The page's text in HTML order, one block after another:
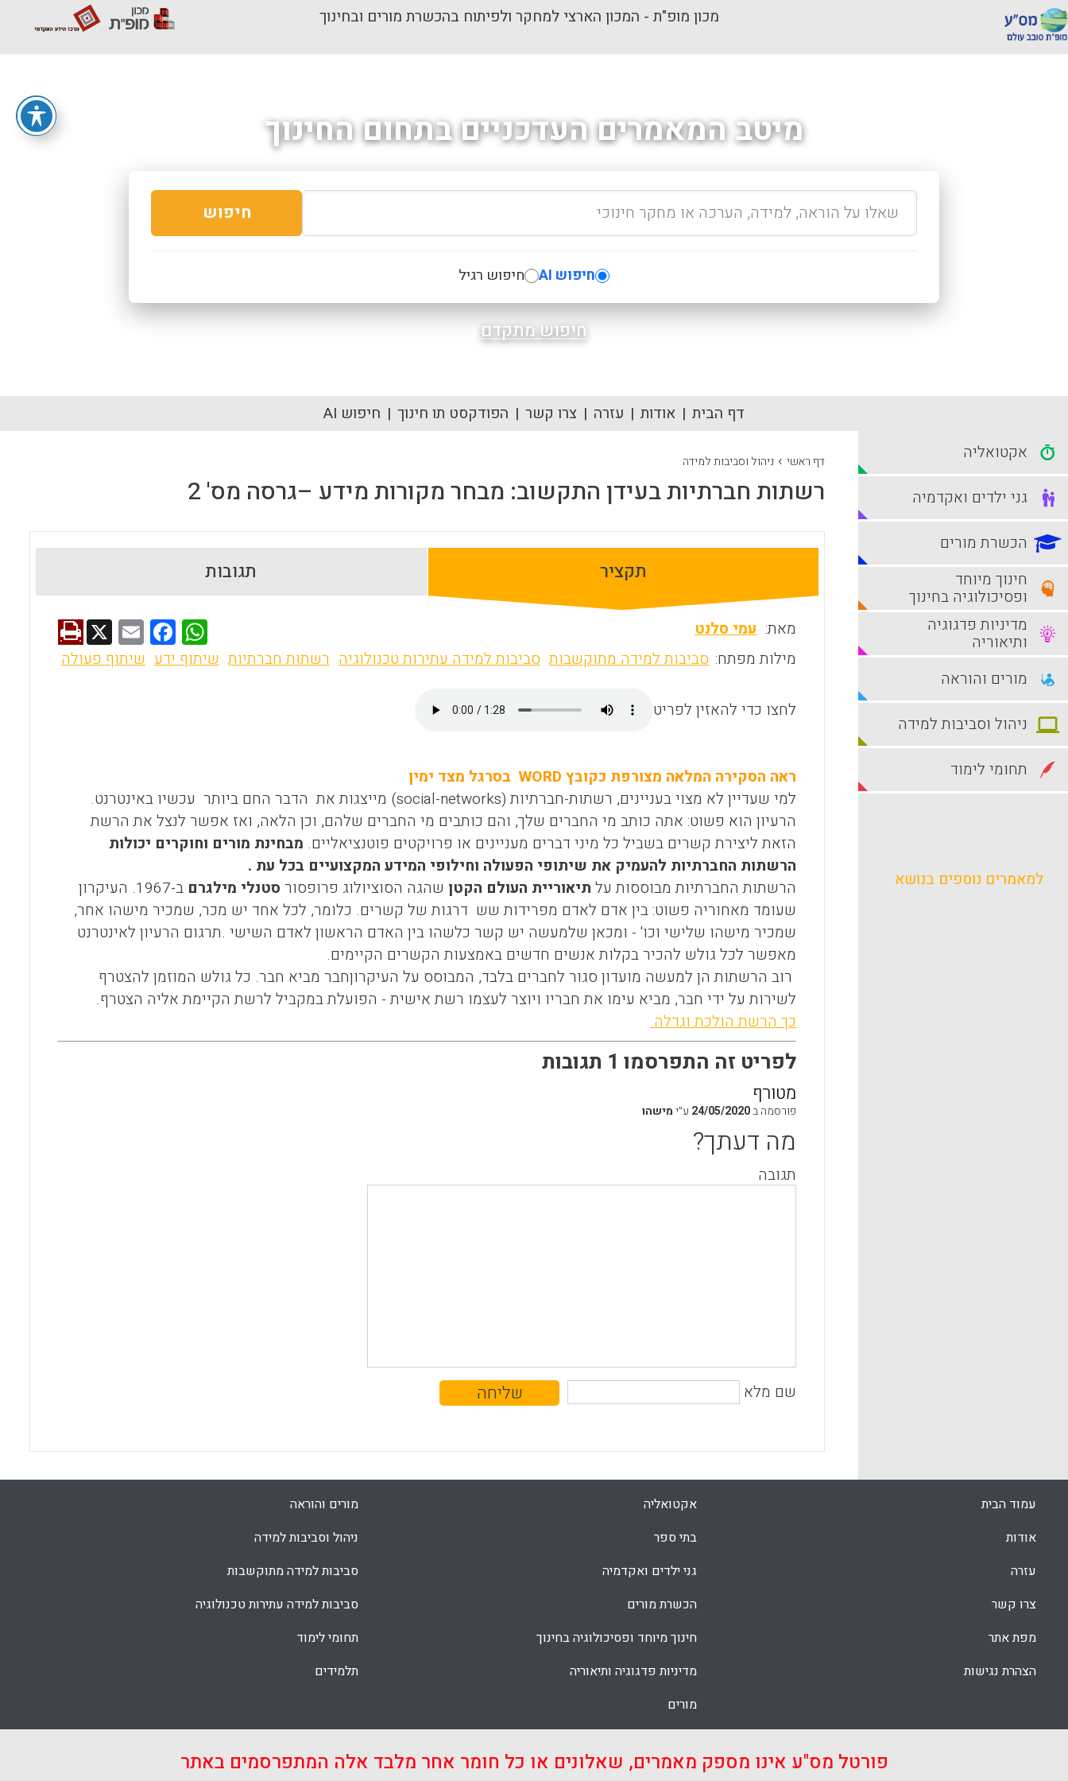
מכון מופ"ת - המכון הארצי למחקר ולפיתוח בהכשרת מורים ובחינוך
מיטב המאמרים העדכניים בתחום החינוך
חיפוש
חיפוש AI חיפוש רגיל
חיפוש מתקדם
דף הבית אודות עזרה צרו קשר הפודקסט תו חינוך חיפוש AI
דף ראשי › ניהול וסביבות למידה
רשתות חברתיות בעידן התקשוב: מבחר מקורות מידע –גרסה מס' 2
תקציר תגובות
מאת: עמי סלנט W
h
F
a
E
m
X
מילות מפתח: סביבות למידה מתוקשבות סביבות למידה עתירות טכנולוגיה רשתות חברתיות שיתוף ידע שיתוף פעולה
לחצו כדי להאזין לפריט
ראה הסקירה המלאה מצורפת כקובץ WORD בסרגל מצד ימין
למי שעדיין לא מצוי בעניינים, רשתות-חברתיות(social-networks) מייצגות את הדבר החם ביותר עכשיו באינטרנט.
הרעיון הוא פשוט: אתה כותב מי החברים שלך, והם כותבים מי החברים שלהם, וכן הלאה, ואז אפשר לנצל את הרשת
הזאת ליצירת קשרים בשביל כל מיני דברים מעניינים או פרויקטים פוטנציאליים. מבחינת מורים וחוקרים יכולות
הרשתות החברתיות להעמיק את שיתופי הפעולה וחילופי המידע המקצועיים בכל עת .
הרשתות החברתיות מבוססות על תיאוריית העולם הקטן שהגה הסוציולוג פרופסור סטנלי מילגרם
ב-1967. העיקרון
שעומד מאחוריה פשוט: בין אדם לאדם מפרידות שש דרגות של קשרים. כלומר, לכל אחד יש מכר, שמכיר מישהו אחר,
שמכיר מישהו שלישי וכו' - ומכאן שלמעשה יש קשר כלשהו בין האדם הראשון לאדם השישי .תרגום הרעיון לאינטרנט
מאפשר לכל גולש להכיר בקלות אנשים חדשים באמצעות הקשרים הקיימים.
רוב הרשתות הן למעשה מועדון סגור לחברים בלבד, המבוסס על העיקרוןחבר מביא חבר. כל גולש המוזמן להצטרף
לשירות על ידי חבר, מביא עימו את חבריו ויוצר לעצמו רשת אישית - הפועלת במקביל לרשת הקיימת אליה הצטרף.
כךהרשת הולכת וגדלה
לפריט זה התפרסמו 1 תגובות
מטורף
פורסמה ב24/05/2020 ע״ימישהו
מה דעתך?
תגובה
שם מלא
אקטואליה
גני ילדים ואקדמיה
הכשרת מורים
חינוך מיוחד
ופסיכולוגיה בחינוך
מדיניות פדגוגיה
ותיאוריה
מורים והוראה
ניהול וסביבות למידה
תחומי לימוד
למאמרים נוספים בנושא
עמוד הבית
אודות
עזרה
צרו קשר
מפת אתר
הצהרת נגישות
אקטואליה
בתי ספר
גני ילדים ואקדמיה
הכשרת מורים
חינוך מיוחד ופסיכולוגיה בחינוך
מדיניות פדגוגיה ותיאוריה
מורים
מורים והוראה
ניהול וסביבות למידה
סביבות למידה מתוקשבות
סביבות למידה עתירות טכנולוגיה
תחומי לימוד
תלמידים
פורטל מס"ע אינו מספק מאמרים, שאלונים או כל חומר אחר מלבד אלה המתפרסמים באתר